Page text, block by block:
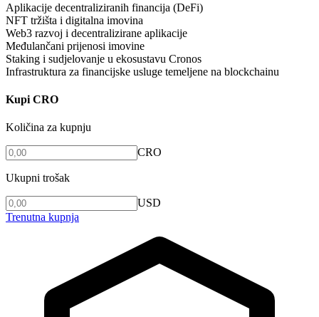
Aplikacije decentraliziranih financija (DeFi)
NFT tržišta i digitalna imovina
Web3 razvoj i decentralizirane aplikacije
Međulančani prijenosi imovine
Staking i sudjelovanje u ekosustavu Cronos
Infrastruktura za financijske usluge temeljene na blockchainu
Kupi CRO
Količina za kupnju
CRO
Ukupni trošak
USD
Trenutna kupnja